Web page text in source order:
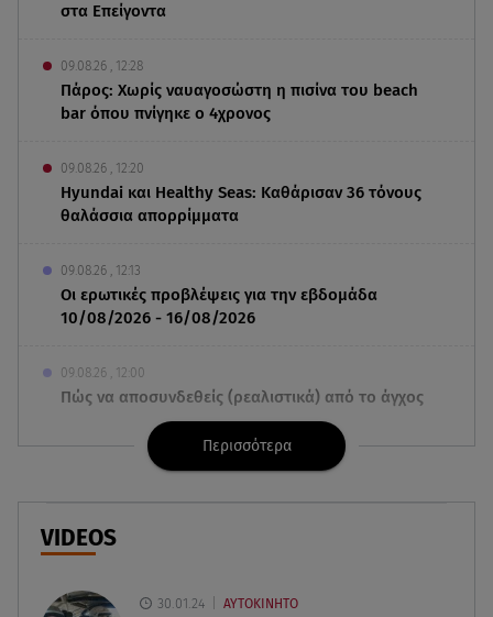
στα Επείγοντα
09.08.26 , 12:28
Πάρος: Χωρίς ναυαγοσώστη η πισίνα του beach
bar όπου πνίγηκε ο 4χρονος
09.08.26 , 12:20
Hyundai και Healthy Seas: Καθάρισαν 36 τόνους
θαλάσσια απορρίμματα
09.08.26 , 12:13
Οι ερωτικές προβλέψεις για την εβδομάδα
10/08/2026 - 16/08/2026
09.08.26 , 12:00
Πώς να αποσυνδεθείς (ρεαλιστικά) από το άγχος
στις διακοπές
Διακοπές στην Κρήτη κάνει ο πρωθυπουργός
09.08.26 , 11:48
της Νταίζη - Η ανάρτηση
Περισσότερα
VIDEOS
30.01.24 ΑΥΤΟΚΙΝΗΤΟ